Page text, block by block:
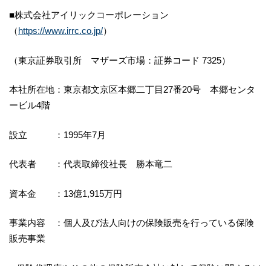
■株式会社アイリックコーポレーション
（ https://www.irrc.co.jp/）
（東京証券取引所 マザーズ市場：証券コード 7325）
本社所在地：東京都文京区本郷二丁目27番20号 本郷センタ
ービル4階
設立 ：1995年7月
代表者 ：代表取締役社長 勝本竜二
資本金 ：13億1,915万円
事業内容 ：個人及び法人向けの保険販売を行っている保険
販売事業